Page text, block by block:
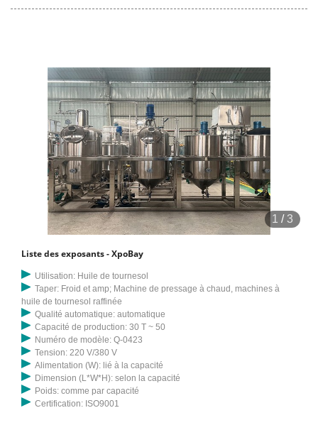
1 /3
Liste des exposants - XpoBay
Utilisation: Huile de tournesol
Taper: Froid et amp; Machine de pressage à chaud, machines à
huile de tournesol raffinée
Qualité automatique: automatique
Capacité de production: 30 T ~ 50
Numéro de modèle: Q-0423
Tension: 220 V/380 V
Alimentation (W): lié à la capacité
Dimension (L*W*H): selon la capacité
Poids: comme par capacité
Certification: ISO9001